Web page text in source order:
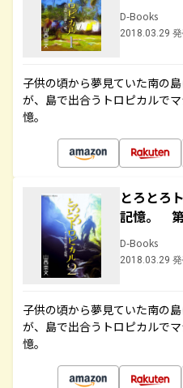
D-Books
2018.03.29
子供の頃から夢見ていた南の
が、島で出合うトロピカルで
憶。
とろとろ
記憶。
D-Books
2018.03.29
子供の頃から夢見ていた南の
が、島で出合うトロピカルで
憶。